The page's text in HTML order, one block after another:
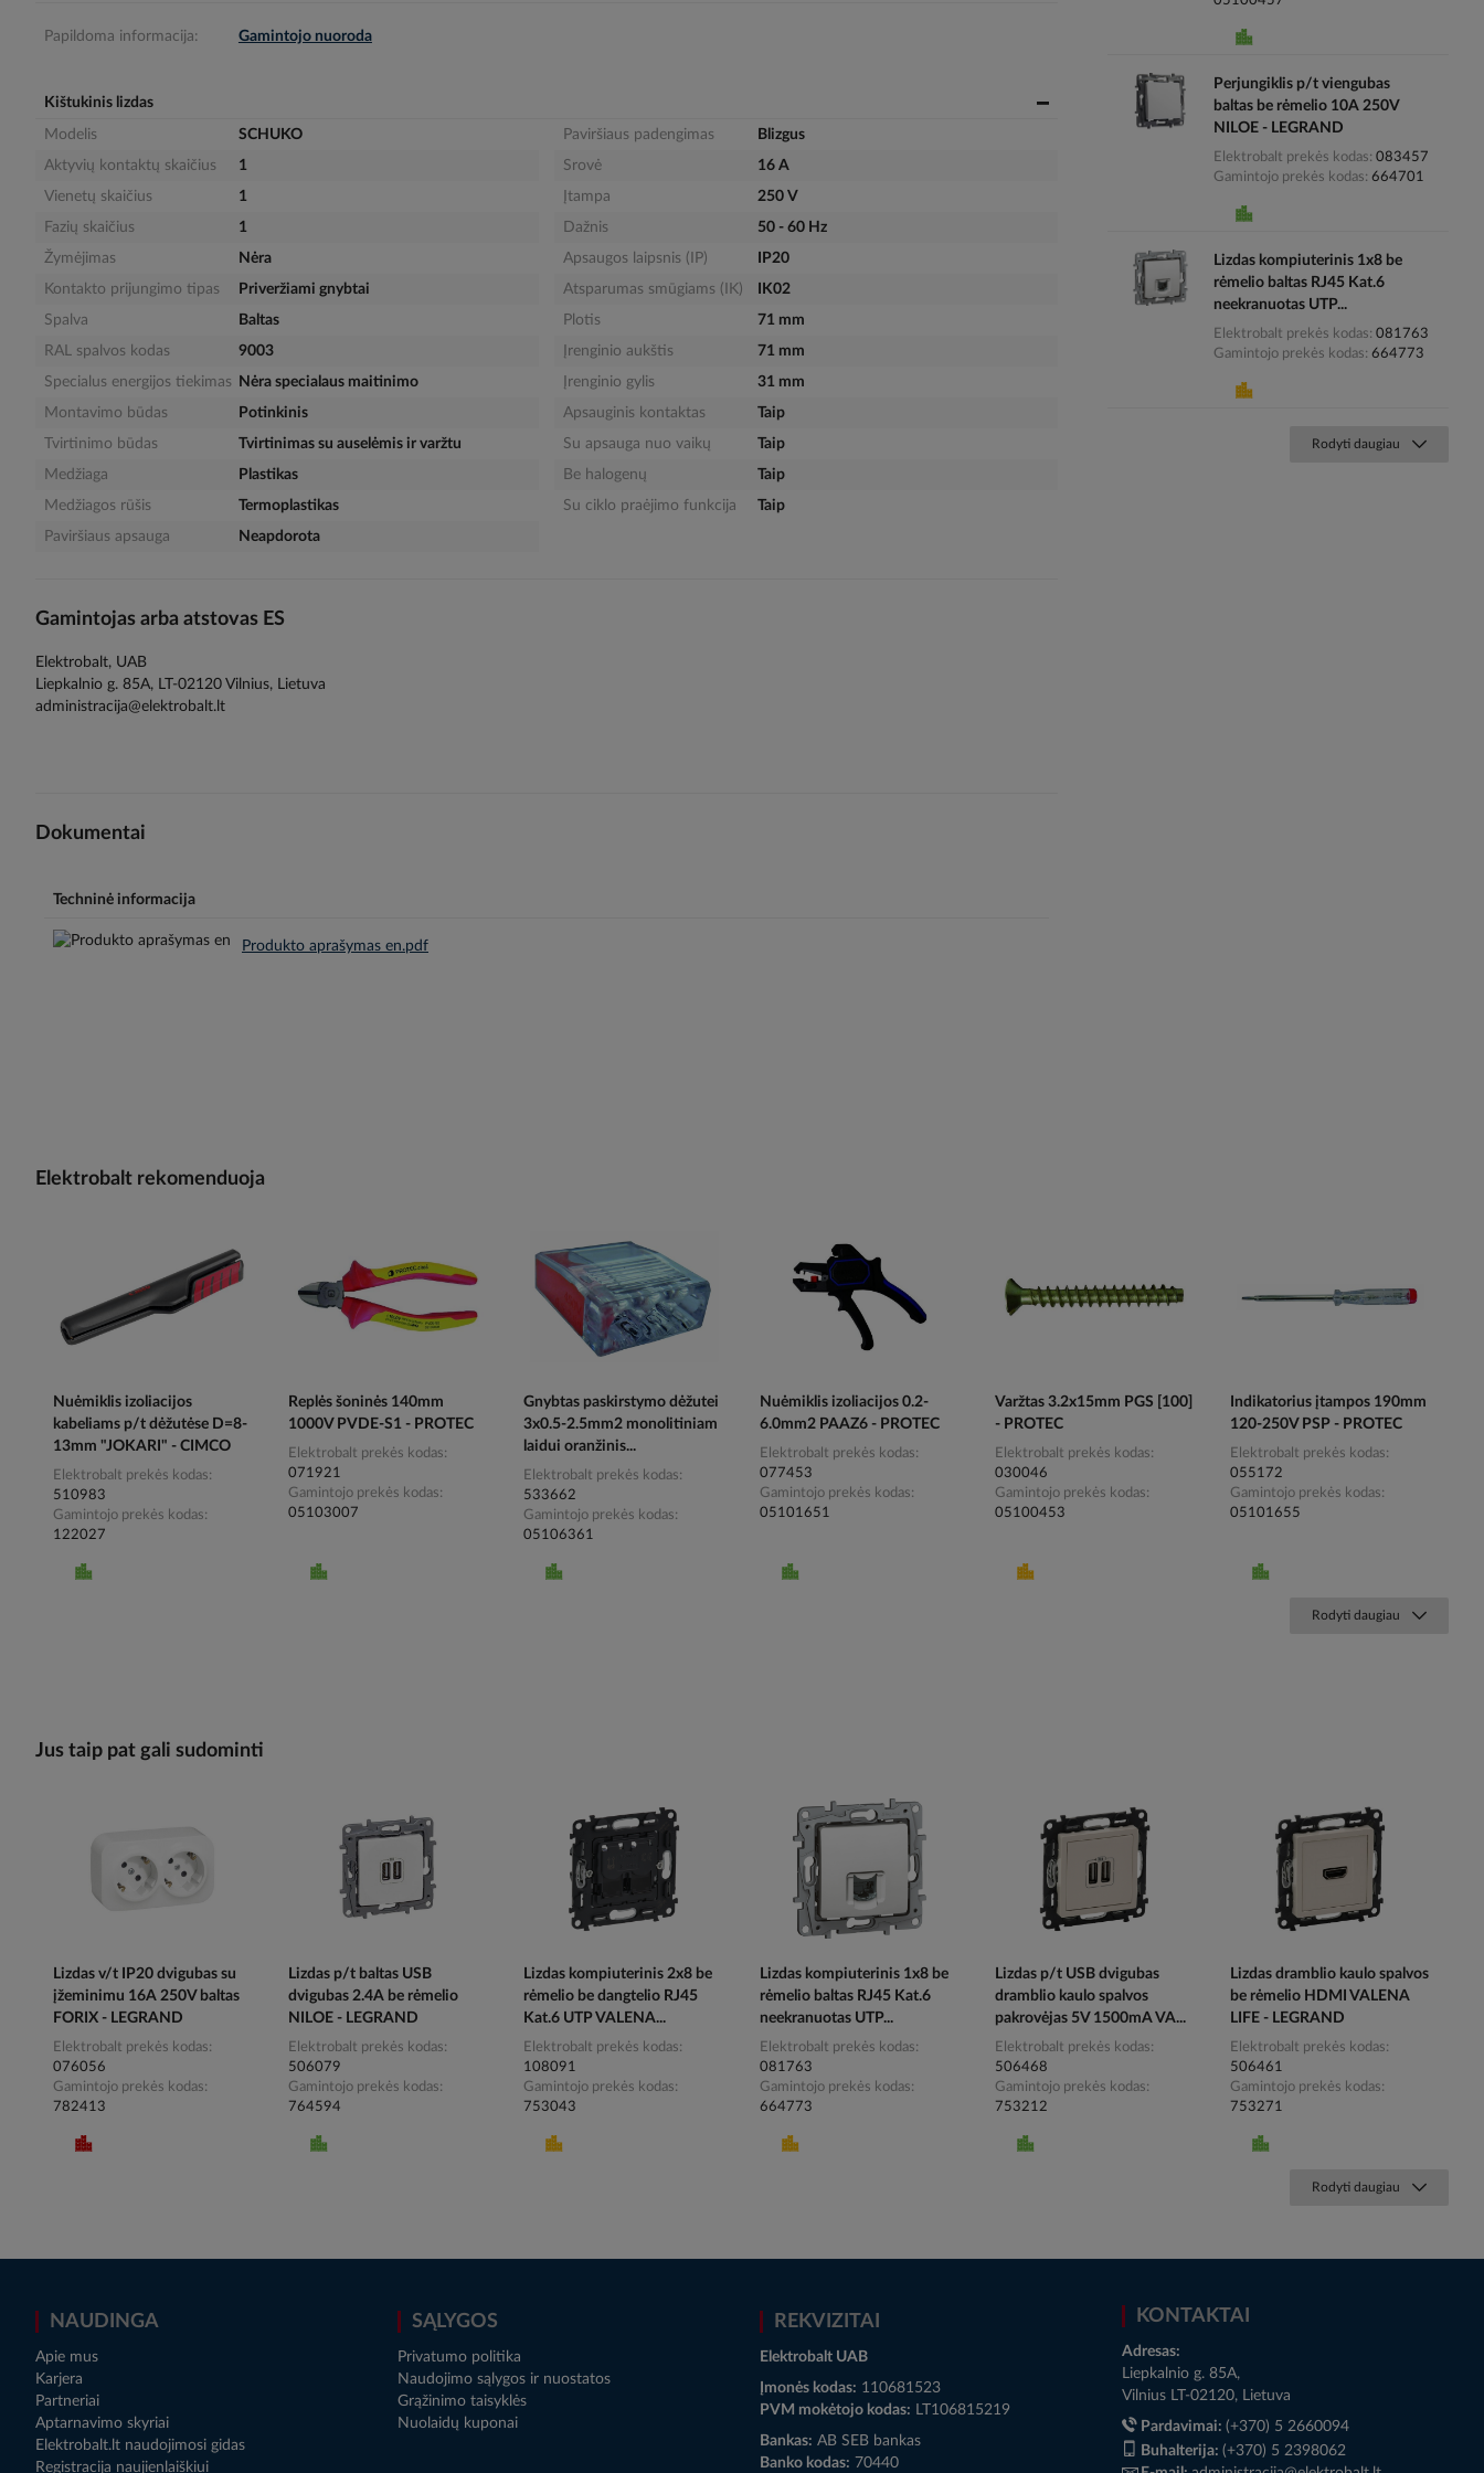
Papildoma informacija: Gamintojo nuoroda
Kištukinis lizdas
Modelis
SCHUKO
Aktyvių kontaktų skaičius
1
Vienetų skaičius
1
Fazių skaičius
1
Žymėjimas
Nėra
Kontakto prijungimo tipas
Priveržiami gnybtai
Spalva
Baltas
RAL spalvos kodas
9003
Specialus energijos tiekimas
Nėra specialaus maitinimo
Montavimo būdas
Potinkinis
Tvirtinimo būdas
Tvirtinimas su auselėmis ir varžtu
Medžiaga
Plastikas
Medžiagos rūšis
Termoplastikas
Paviršiaus apsauga
Neapdorota
Paviršiaus padengimas
Blizgus
Srovė
16 A
Įtampa
250 V
Dažnis
50 - 60 Hz
Apsaugos laipsnis (IP)
IP20
Atsparumas smūgiams (IK)
IK02
Plotis
71 mm
Įrenginio aukštis
71 mm
Įrenginio gylis
31 mm
Apsauginis kontaktas
Taip
Su apsauga nuo vaikų
Taip
Be halogenų
Taip
Su ciklo praėjimo funkcija
Taip
Gamintojas arba atstovas ES
Elektrobalt, UAB
Liepkalnio g. 85A, LT-02120 Vilnius, Lietuva
administracija@elektrobalt.lt
Dokumentai
Techninė informacija
Produkto aprašymas en.pdf
Perjungiklis p/t viengubas
baltas be rėmelio 10A 250V
NILOE - LEGRAND
Elektrobalt prekės kodas 083457
Gamintojo prekės kodas 664701
Lizdas kompiuterinis 1x8 be
rėmelio baltas RJ45 Kat.6
neekranuotas UTP...
Elektrobalt prekės kodas 081763
Gamintojo prekės kodas 664773
Rodyti daugiau
Elektrobalt rekomenduoja
Nuėmiklis izoliacijos
kabeliams p/t dėžutėse D=8-
13mm "JOKARI" - CIMCO
Elektrobalt prekės kodas
510983
Gamintojo prekės kodas
122027
Replės šoninės 140mm
1000V PVDE-S1 - PROTEC
Elektrobalt prekės kodas
071921
Gamintojo prekės kodas
05103007
Gnybtas paskirstymo dėžutei
3x0.5-2.5mm2 monolitiniam
laidui oranžinis...
Elektrobalt prekės kodas
533662
Gamintojo prekės kodas
05106361
Nuėmiklis izoliacijos 0.2-
6.0mm2 PAAZ6 - PROTEC
Elektrobalt prekės kodas
077453
Gamintojo prekės kodas
05101651
Varžtas 3.2x15mm PGS [100]
- PROTEC
Elektrobalt prekės kodas
030046
Gamintojo prekės kodas
05100453
Indikatorius įtampos 190mm
120-250V PSP - PROTEC
Elektrobalt prekės kodas
055172
Gamintojo prekės kodas
05101655
Rodyti daugiau
Jus taip pat gali sudominti
Lizdas v/t IP20 dvigubas su
įžeminimu 16A 250V baltas
FORIX - LEGRAND
Elektrobalt prekės kodas
076056
Gamintojo prekės kodas
782413
Lizdas p/t baltas USB
dvigubas 2.4A be rėmelio
NILOE - LEGRAND
Elektrobalt prekės kodas
506079
Gamintojo prekės kodas
764594
Lizdas kompiuterinis 2x8 be
rėmelio be dangtelio RJ45
Kat.6 UTP VALENA...
Elektrobalt prekės kodas
108091
Gamintojo prekės kodas
753043
Lizdas kompiuterinis 1x8 be
rėmelio baltas RJ45 Kat.6
neekranuotas UTP...
Elektrobalt prekės kodas
081763
Gamintojo prekės kodas
664773
Lizdas p/t USB dvigubas
dramblio kaulo spalvos
pakrovėjas 5V 1500mA VA...
Elektrobalt prekės kodas
506468
Gamintojo prekės kodas
753212
Lizdas dramblio kaulo spalvos
be rėmelio HDMI VALENA
LIFE - LEGRAND
Elektrobalt prekės kodas
506461
Gamintojo prekės kodas
753271
Rodyti daugiau
NAUDINGA
Apie mus
Karjera
Partneriai
Aptarnavimo skyriai
Elektrobalt.lt naudojimosi gidas
Registracija naujienlaiškiui
SĄLYGOS
Privatumo politika
Naudojimo sąlygos ir nuostatos
Grąžinimo taisyklės
Nuolaidų kuponai
REKVIZITAI
Elektrobalt UAB
Įmonės kodas: 110681523
PVM mokėtojo kodas: LT106815219
Bankas: AB SEB bankas
Banko kodas: 70440
KONTAKTAI
Adresas:
Liepkalnio g. 85A,
Vilnius LT-02120, Lietuva
Pardavimai: (+370) 5 2660094
Buhalterija: (+370) 5 2398062